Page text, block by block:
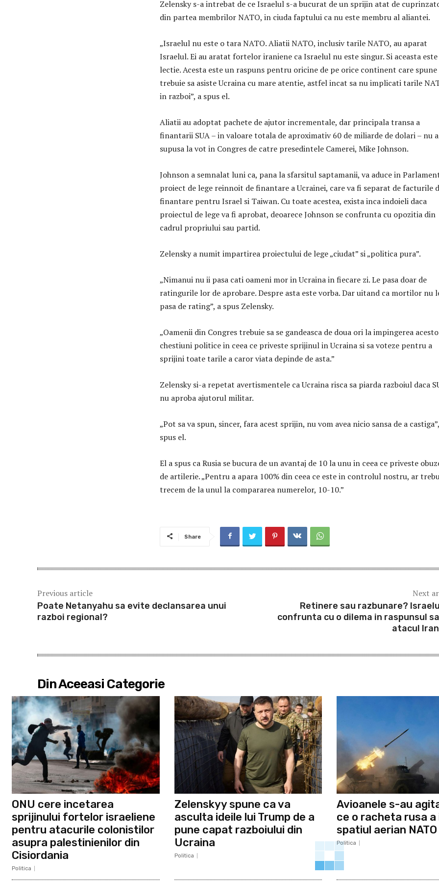
Zelensky s-a intrebat de ce Israelul s-a bucurat de un sprijin atat de
din partea membrilor NATO, in ciuda faptului ca nu este membru al aliantei.
„Israelul nu este o tara NATO. Aliatii NATO, inclusiv tarile NATO, au aparat
Israelul. Ei au aratat fortelor iraniene ca Israelul nu este singur. Si aceasta
lectie. Acesta este un raspuns pentru oricine de pe orice continent care spune
trebuie sa asiste Ucraina cu mare atentie, astfel incat sa nu implicati tarile
in razboi”, a spus el.
Aliatii au adoptat pachete de ajutor incrementale, dar principala transa a
finantarii SUA – in valoare totala de aproximativ 60 de miliarde de dolari – nu
supusa la vot in Congres de catre presedintele Camerei, Mike Johnson.
Johnson a semnalat luni ca, pana la sfarsitul saptamanii, va aduce in
proiect de lege reinnoit de finantare a Ucrainei, care va fi separat de facturile
finantare pentru Israel si Taiwan. Cu toate acestea, exista inca indoieli daca
proiectul de lege va fi aprobat, deoarece Johnson se confrunta cu opozitia din
cadrul propriului sau partid.
Zelensky a numit impartirea proiectului de lege „ciudat” si „politica pura”.
„Nimanui nu ii pasa cati oameni mor in Ucraina in fiecare zi. Le pasa doar de
ratingurile lor de aprobare. Despre asta este vorba. Dar uitand ca mortilor nu
pasa de rating”, a spus Zelensky.
„Oamenii din Congres trebuie sa se gandeasca de doua ori la impingerea
chestiuni politice in ceea ce priveste sprijinul in Ucraina si sa voteze pentru a
sprijini toate tarile a caror viata depinde de asta.”
Zelensky si-a repetat avertismentele ca Ucraina risca sa piarda razboiul daca
nu aproba ajutorul militar.
„Pot sa va spun, sincer, fara acest sprijin, nu vom avea nicio sansa de a
spus el.
El a spus ca Rusia se bucura de un avantaj de 10 la unu in ceea ce priveste
de artilerie. „Pentru a apara 100% din ceea ce este in controlul nostru, ar
trecem de la unul la compararea numerelor, 10-10.”
Share
Previous article
Poate Netanyahu sa evite declansarea unui
razboi regional?
Next
Retinere sau razbunare?
confrunta cu o dilema in raspunsul
atacul
Din Aceeasi Categorie
ONU cere incetarea
sprijinului fortelor israeliene
pentru atacurile colonistilor
asupra palestinienilor din
Cisiordania
Politica
Zelenskyy spune ca va
asculta ideile lui Trump de a
pune capat razboiului din
Ucraina
Politica
Avioanele s-au
ce o racheta rusa
spatiul aerian NATO
Politica